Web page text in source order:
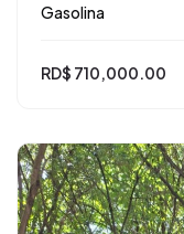
Gasolina
RD$ 710,000.00